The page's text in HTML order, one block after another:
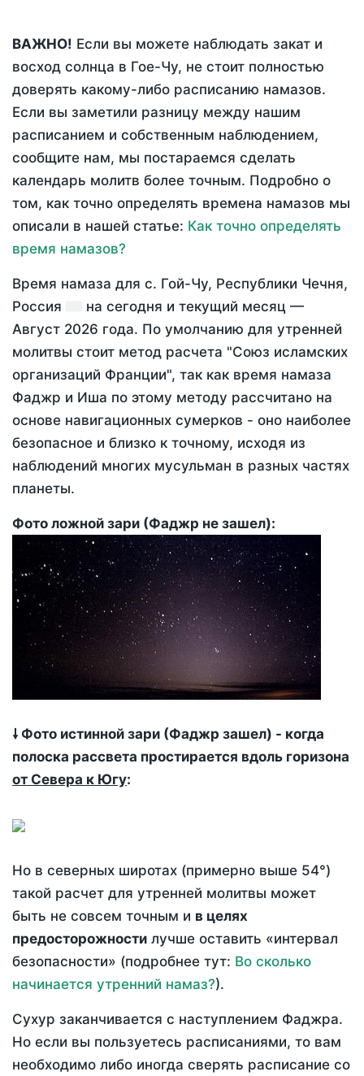
ВАЖНО! Если вы можете наблюдать закат и
восход солнца в Гое-Чу, не стоит полностью
доверять какому-либо расписанию намазов.
Если вы заметили разницу между нашим
расписанием и собственным наблюдением,
сообщите нам, мы постараемся сделать
календарь молитв более точным. Подробно о
том, как точно определять времена намазов мы
описали в нашей статье: Как точно определять
время намазов?
Время намаза для с. Гой-Чу, Республики Чечня,
Россия
на сегодня и текущий месяц —
Август 2026 года. По умолчанию для утренней
молитвы стоит метод расчета "Союз исламских
организаций Франции", так как время намаза
Фаджр и Иша по этому методу рассчитано на
основе навигационных сумерков - оно наиболее
безопасное и близко к точному, исходя из
наблюдений многих мусульман в разных частях
планеты.
Фото ложной зари (Фаджр не зашел):
🠗 Фото истинной зари (Фаджр зашел) - когда
полоска рассвета простирается вдоль горизона
от Севера к Югу:
Но в северных широтах (примерно выше 54°)
такой расчет для утренней молитвы может
быть не совсем точным и в целях
предосторожности лучше оставить «интервал
безопасности» (подробнее тут: Во сколько
начинается утренний намаз?).
Сухур заканчивается с наступлением Фаджра.
Но если вы пользуетесь расписаниями, то вам
необходимо либо иногда сверять расписание со